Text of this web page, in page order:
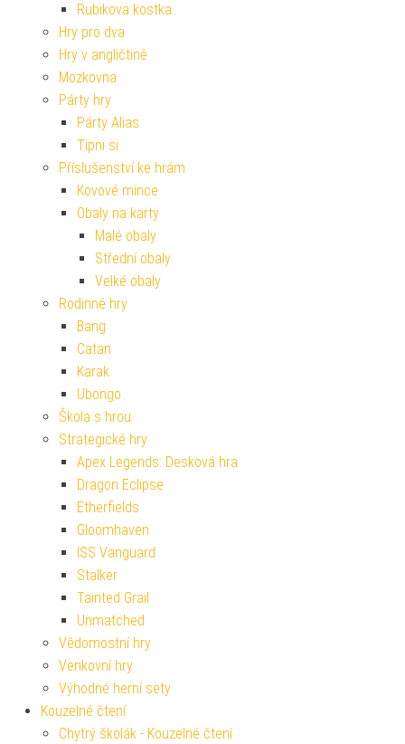
Rubikova kostka
Hry pro dva
Hry v angličtině
Mozkovna
Párty hry
Párty Alias
Tipni si
Příslušenství ke hrám
Kovové mince
Obaly na karty
Malé obaly
Střední obaly
Velké obaly
Rodinné hry
Bang
Catan
Karak
Ubongo
Škola s hrou
Strategické hry
Apex Legends: Desková hra
Dragon Eclipse
Etherfields
Gloomhaven
ISS Vanguard
Stalker
Tainted Grail
Unmatched
Vědomostní hry
Venkovní hry
Výhodné herní sety
Kouzelné čtení
Chytrý školák - Kouzelné čtení